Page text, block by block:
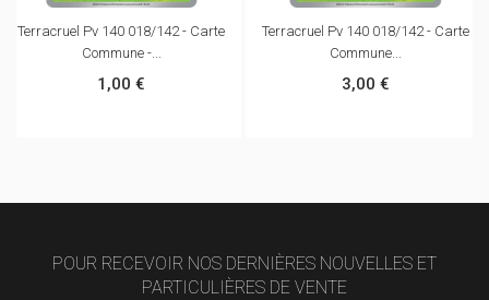
Terracruel Pv 140 018/142 - Carte
Commune -...
1,00 €
Terracruel Pv 140 018/142 - Carte
Commune...
3,00 €
POUR RECEVOIR NOS DERNIÈRES NOUVELLES ET
PARTICULIÈRES DE VENTE